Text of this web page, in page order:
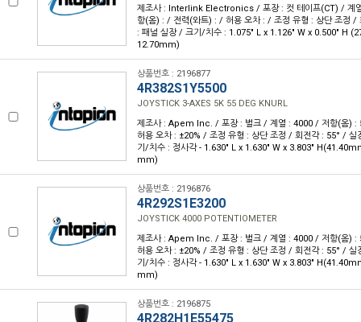
제조사 : Interlink Electronics / 포장 : 컷 테이프(CT) /
항(옴) : / 전력(와트) : / 허용 오차 : / 조정 유형 : 상단 조정 /
: 패널 실장 / 크기/치수 : 1.075" L x 1.126" W x 0.500" H
12.70mm)
상품번호 : 2196877
4R382S1Y5500
JOYSTICK 3-AXES 5K 55 DEG KNURL
제조사 : Apem Inc. / 포장 : 벌크 / 계열 : 4000 / 저항(옴) :
허용 오차 : ±20% / 조정 유형 : 상단 조정 / 회전각 : 55° / 실
기/치수 : 정사각 - 1.630" L x 1.630" W x 3.803"
mm)
상품번호 : 2196876
4R292S1E3200
JOYSTICK 4000 POTENTIOMETER
제조사 : Apem Inc. / 포장 : 벌크 / 계열 : 4000 / 저항(옴) :
허용 오차 : ±20% / 조정 유형 : 상단 조정 / 회전각 : 55° / 실
기/치수 : 정사각 - 1.630" L x 1.630" W x 3.803"
mm)
상품번호 : 2196875
4R282H1E55475